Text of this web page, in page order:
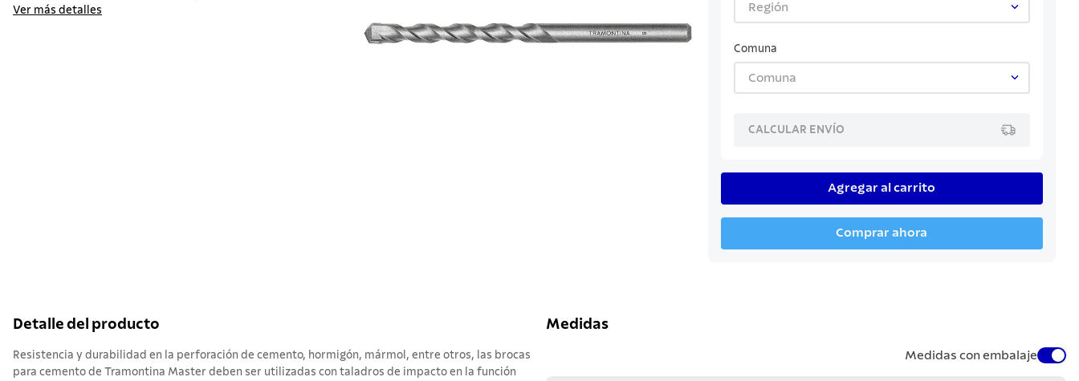
Ver más detalles Región
Comuna
Comuna
CALCULAR ENVÍO
Agregar al carrito
Comprar ahora
Detalle del producto
Resistencia y durabilidad en la perforación de cemento, hormigón, mármol, entre otros, las brocas
para cemento de Tramontina Master deben ser utilizadas con taladros de impacto en la función
Medidas
Medidas con embalaje